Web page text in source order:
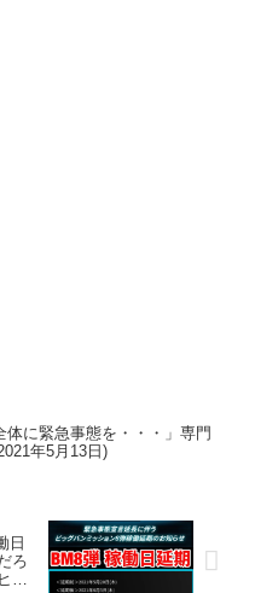
体に緊急事態を・・・」専門
年5月13日)
日
ろ
ー